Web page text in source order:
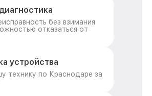
без взимания
отказаться от
устройства
технику по Краснодаре за